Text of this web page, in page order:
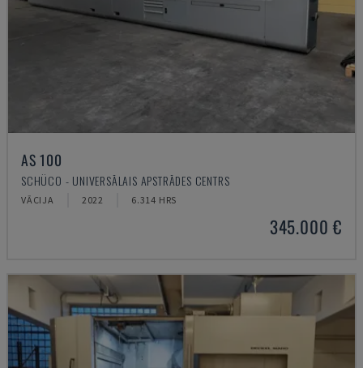
AS 100
SCHÜCO - UNIVERSĀLAIS APSTRĀDES CENTRS
VĀCIJA 2022 6.314 HRS
345.000 €